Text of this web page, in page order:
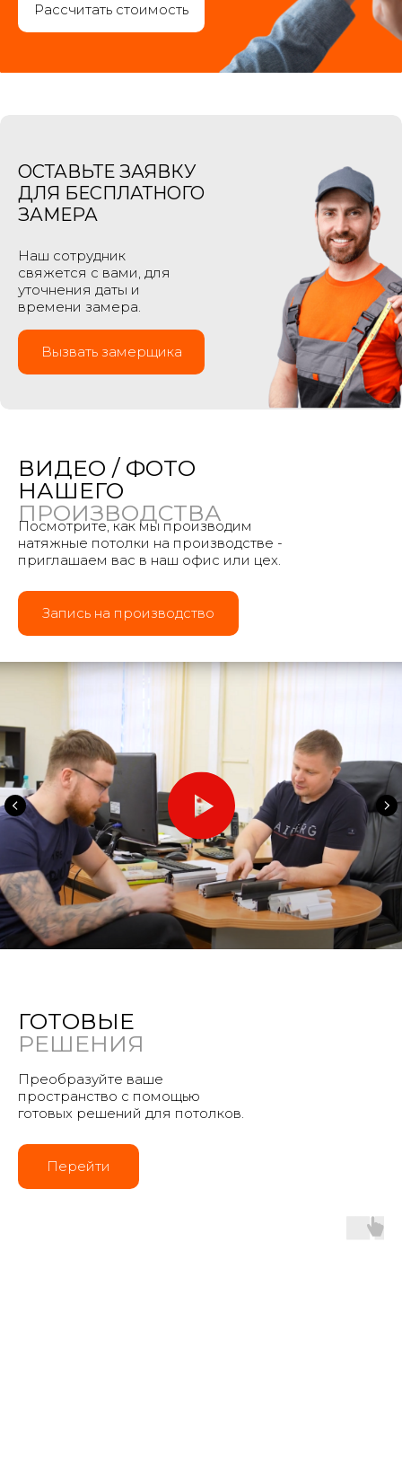
ОСТАВЬТЕ ЗАЯВКУ
ДЛЯ БЕСПЛАТНОГО
ЗАМЕРА
Наш сотрудник
свяжется с вами, для
уточнения даты и
времени замера.
Вызвать замерщика
Рассчитать стоимость
ВИДЕО / ФОТО
НАШЕГО
ПРОИЗВОДСТВА
Посмотрите, как мы производим
натяжные потолки на производстве -
приглашаем вас в наш офис или цех.
Запись на производство
ГОТОВЫЕ
РЕШЕНИЯ
Преобразуйте ваше
пространство с помощью
готовых решений для потолков.
Перейти